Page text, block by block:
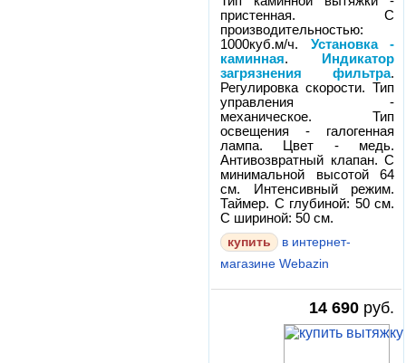
пристенная. С
производительностью:
1000куб.м/ч. Установка -
каминная.
Индикатор
загрязнения фильтра.
Регулировка скорости. Тип
управления -
механическое. Тип
освещения - галогенная
лампа. Цвет - медь.
Антивозвратный клапан. С
минимальной высотой 64
см. Интенсивный режим.
Таймер. С глубиной: 50 см.
С шириной: 50 см.
в интернет-
магазине Webazin
14 690 руб.